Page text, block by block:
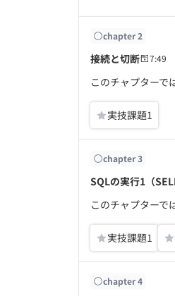
chapter2
接続と切断 7:49
このチャプターで
実技課題1
chapter3
SQLの実行1（
このチャプターで
実技課題1
chapter4